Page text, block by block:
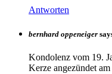
Antworten
bernhard oppeneiger
Kondolenz vom 19.
Kerze angezündet am